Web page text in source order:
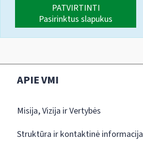
PATVIRTINTI
Pasirinktus slapukus
APIE VMI
Misija, Vizija ir Vertybės
Struktūra ir kontaktinė informacija